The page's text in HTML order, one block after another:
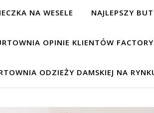
NA WESELE NAJLEPSZY
OPINIE KLIENTÓW
ODZIEŻY DAMSKIEJ NA